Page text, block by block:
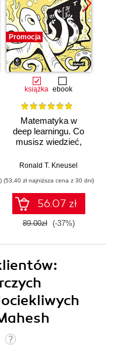
Promocja
książka ebook
Matematyka w
deep learningu. Co
musisz wiedzieć,
sieci neuronowe
Ronald T. Kneusel
(53,40 zł najniższa cena z 30 dni)
56.07 zł
89.00zł (-37%)